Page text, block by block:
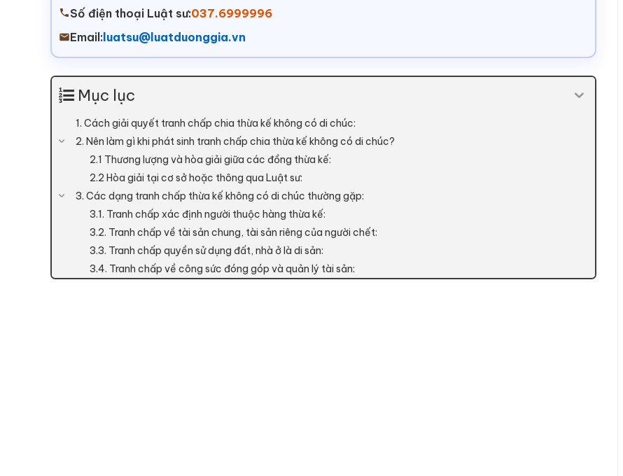
Số điện thoại Luật sư:037.6999996
Email: luatsu@luatduonggia.vn
Mục lục
1. Cách giải quyết tranh chấp chia thừa kế không có di chúc:
2. Nên làm gì khi phát sinh tranh chấp chia thừa kế không có di chúc?
2.1 Thương lượng và hòa giải giữa các đồng thừa kế:
2.2 Hòa giải tại cơ sở hoặc thông qua Luật sư:
3. Các dạng tranh chấp thừa kế không có di chúc thường gặp:
3.1. Tranh chấp xác định người thuộc hàng thừa kế:
3.2. Tranh chấp về tài sản chung, tài sản riêng của người chết:
3.3. Tranh chấp quyền sử dụng đất, nhà ở là di sản:
3.4. Tranh chấp về công sức đóng góp và quản lý tài sản: